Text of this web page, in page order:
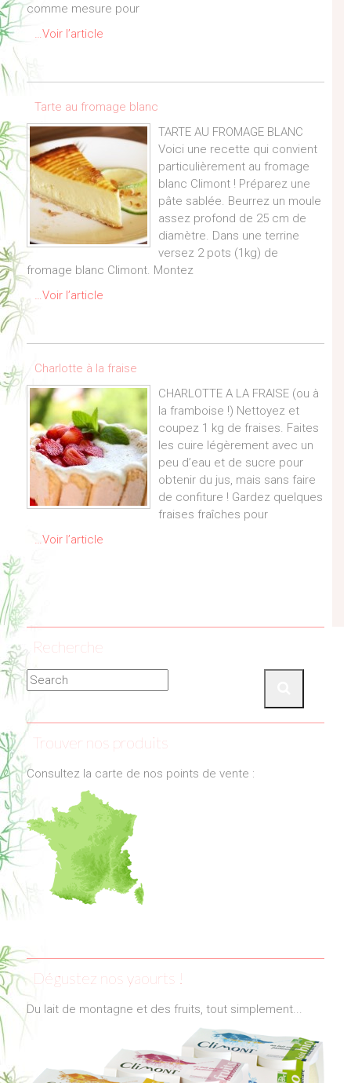
comme mesure pour
…Voir l’article
Tarte au fromage blanc
TARTE AU FROMAGE BLANC
Voici une recette qui convient
particulièrement au fromage
blanc Climont ! Préparez une
pâte sablée. Beurrez un moule
assez profond de 25 cm de
diamètre. Dans une terrine
versez 2 pots (1kg) de
fromage blanc Climont. Montez
…Voir l’article
Charlotte à la fraise
CHARLOTTE A LA FRAISE (ou à
la framboise !) Nettoyez et
coupez 1 kg de fraises. Faites
les cuire légèrement avec un
peu d’eau et de sucre pour
obtenir du jus, mais sans faire
de confiture ! Gardez quelques
fraises fraîches pour
…Voir l’article
Recherche
Trouver nos produits
Consultez la carte de nos points de vente :
Dégustez nos yaourts !
Du lait de montagne et des fruits, tout simplement...